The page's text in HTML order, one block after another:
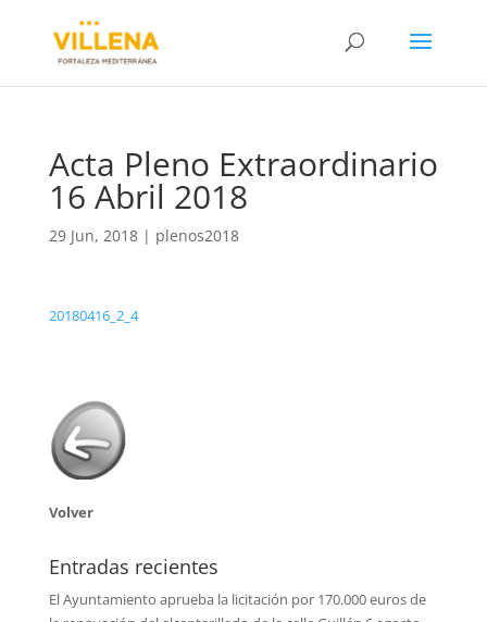
Acta Pleno Extraordinario
16 Abril 2018
29 Jun, 2018| plenos2018
20180416_2_4
Volver
Entradas recientes
El Ayuntamiento aprueba la licitación por 170.000 euros de